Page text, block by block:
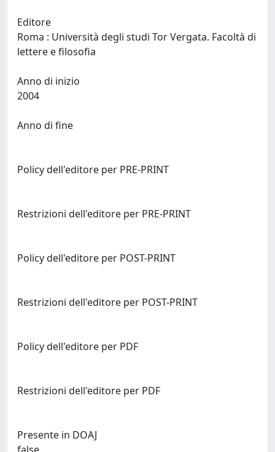
Editore
Roma : Università degli studi Tor Vergata. Facoltà di
Anno di inizio
Anno di fine
Policy dell'editore per PRE-PRINT
Restrizioni dell'editore per PRE-PRINT
Policy dell'editore per POST-PRINT
Restrizioni dell'editore per POST-PRINT
Policy dell'editore per PDF
Restrizioni dell'editore per PDF
Presente in DOAJ